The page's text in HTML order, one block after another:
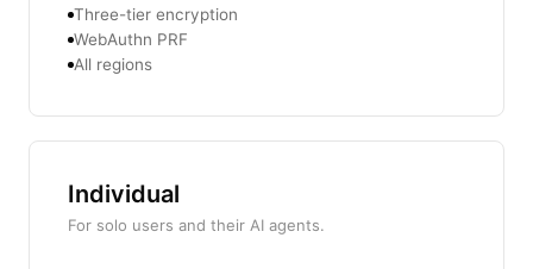
Three-tier encryption
WebAuthn PRF
All regions
Individual
For solo users and their AI agents.